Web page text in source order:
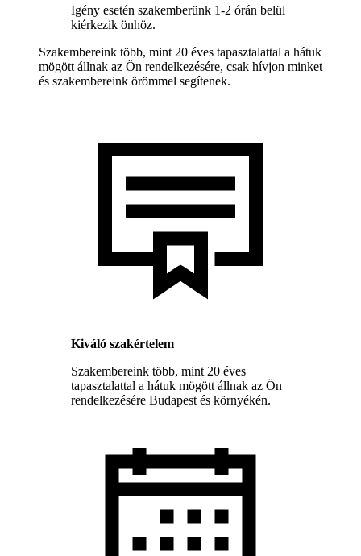
Igény esetén szakemberünk 1-2 órán belül
kiérkezik önhöz.
Szakembereink több, mint 20 éves tapasztalattal a hátuk
mögött állnak az Ön rendelkezésére, csak hívjon minket
és szakembereink örömmel segítenek.
Kiváló szakértelem
Szakembereink több, mint 20 éves
tapasztalattal a hátuk mögött állnak az Ön
rendelkezésére Budapest és környékén.